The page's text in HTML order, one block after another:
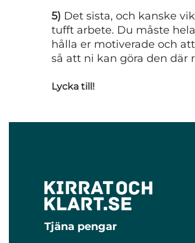
5) Det sista, och kanske
tufft arbete. Du måste
hålla er motiverade och
så att ni kan göra den där
Lycka till!
Tjäna pengar